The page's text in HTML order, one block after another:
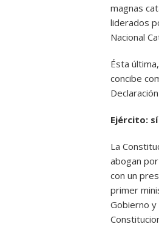
magnas
liderados
Nacional
Ésta
concibe
Ejército:
La
abogan
con un
primer
Gobierno